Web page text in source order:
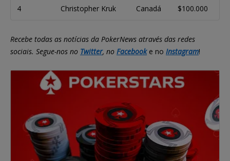
4 Christopher Kruk Canadá $100.000
Recebe todas as notícias da PokerNews através das redes
sociais. Segue-nos no Twitter, no Facebooke no Instagram!